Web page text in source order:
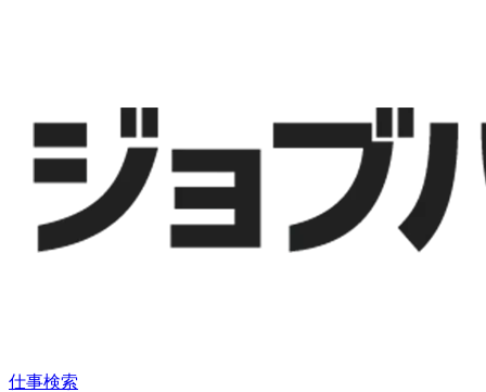
仕事検索